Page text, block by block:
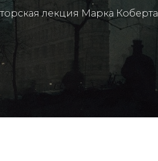
лекция Марка Коберта